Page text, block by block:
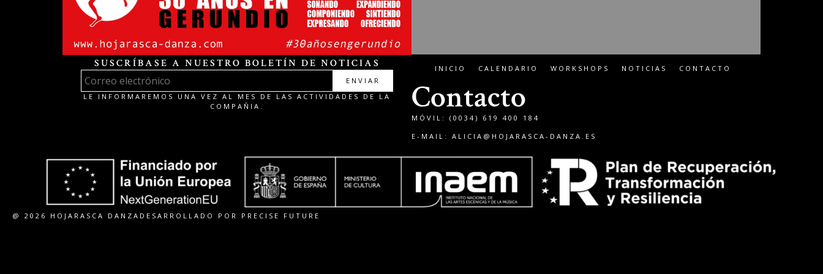
SUSCRÍBASE A NUESTRO BOLETÍN DE NOTICIAS
ENVIAR
LE INFORMAREMOS UNA VEZ AL MES DE LAS ACTIVIDADES DE LA
COMPAÑIA.
INICIO CALENDARIO WORKSHOPS NOTICIAS CONTACTO
Contacto
MÓVIL: (0034) 619 400 184
E-MAIL: ALICIA@HOJARASCA-DANZA.ES
@ 2026 HOJARASCA DANZA DESARROLLADO POR PRECISE FUTURE